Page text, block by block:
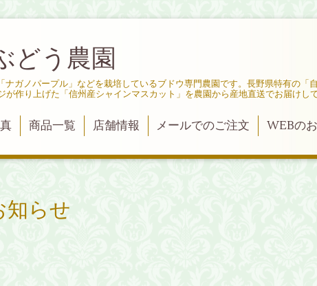
どう農園
ガノパープル」などを栽培しているブドウ専門農園です。長野県特有の「自
作り上げた「信州産シャインマスカット」を農園から産地直送でお届けして
商品一覧 店舗情報 メールでのご注文 WEBの
知らせ